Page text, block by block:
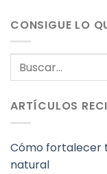
CONSIGUE LO
ARTÍCULOS
Cómo fortalecer
natural